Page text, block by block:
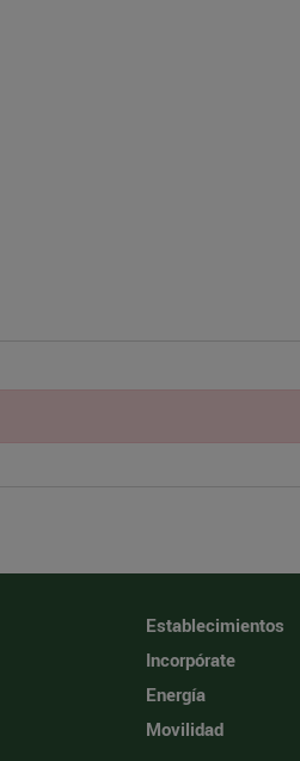
Establecimientos
Incorpórate
Energía
Movilidad